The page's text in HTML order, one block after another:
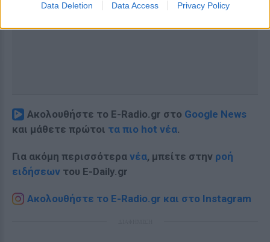
Data Deletion Data Access Privacy Policy
Ακολουθήστε το E-Radio.gr στο Google News
και μάθετε πρώτοι τα πιο hot νέα.
Για ακόμη περισσότερα νέα, μπείτε στην ροή
ειδήσεων του E-Daily.gr
Ακολουθήστε το E-Radio.gr και στο Instagram